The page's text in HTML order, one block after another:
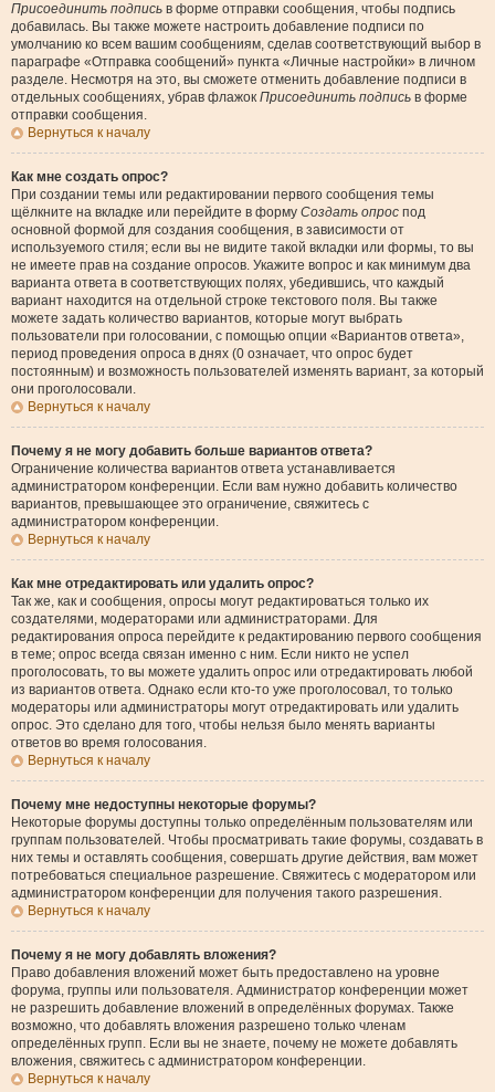
Присоединить подпись в форме отправки сообщения, чтобы подпись
добавилась. Вы также можете настроить добавление подписи по
умолчанию ко всем вашим сообщениям, сделав соответствующий выбор в
параграфе «Отправка сообщений» пункта «Личные настройки» в личном
разделе. Несмотря на это, вы сможете отменить добавление подписи в
отдельных сообщениях, убрав флажок Присоединить подпись в форме
отправки сообщения.
Вернуться к началу
Как мне создать опрос?
При создании темы или редактировании первого сообщения темы
щёлкните на вкладке или перейдите в форму Создать опрос под
основной формой для создания сообщения, в зависимости от
используемого стиля; если вы не видите такой вкладки или формы, то вы
не имеете прав на создание опросов. Укажите вопрос и как минимум два
варианта ответа в соответствующих полях, убедившись, что каждый
вариант находится на отдельной строке текстового поля. Вы также
можете задать количество вариантов, которые могут выбрать
пользователи при голосовании, с помощью опции «Вариантов ответа»,
период проведения опроса в днях (0 означает, что опрос будет
постоянным) и возможность пользователей изменять вариант, за который
они проголосовали.
Вернуться к началу
Почему я не могу добавить больше вариантов ответа?
Ограничение количества вариантов ответа устанавливается
администратором конференции. Если вам нужно добавить количество
вариантов, превышающее это ограничение, свяжитесь с
администратором конференции.
Вернуться к началу
Как мне отредактировать или удалить опрос?
Так же, как и сообщения, опросы могут редактироваться только их
создателями, модераторами или администраторами. Для
редактирования опроса перейдите к редактированию первого сообщения
в теме; опрос всегда связан именно с ним. Если никто не успел
проголосовать, то вы можете удалить опрос или отредактировать любой
из вариантов ответа. Однако если кто-то уже проголосовал, то только
модераторы или администраторы могут отредактировать или удалить
опрос. Это сделано для того, чтобы нельзя было менять варианты
ответов во время голосования.
Вернуться к началу
Почему мне недоступны некоторые форумы?
Некоторые форумы доступны только определённым пользователям или
группам пользователей. Чтобы просматривать такие форумы, создавать в
них темы и оставлять сообщения, совершать другие действия, вам может
потребоваться специальное разрешение. Свяжитесь с модератором или
администратором конференции для получения такого разрешения.
Вернуться к началу
Почему я не могу добавлять вложения?
Право добавления вложений может быть предоставлено на уровне
форума, группы или пользователя. Администратор конференции может
не разрешить добавление вложений в определённых форумах. Также
возможно, что добавлять вложения разрешено только членам
определённых групп. Если вы не знаете, почему не можете добавлять
вложения, свяжитесь с администратором конференции.
Вернуться к началу